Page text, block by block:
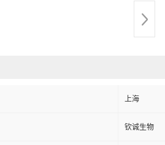
上海
钦诚生物